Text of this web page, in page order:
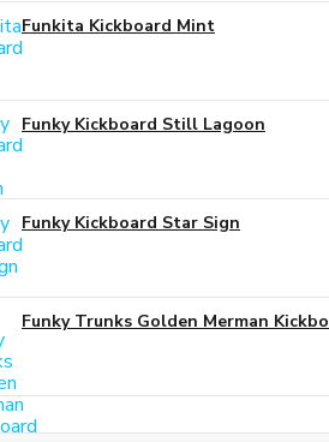
Funkita Kickboard Mint
Funky Kickboard Still Lagoon
Funky Kickboard Star Sign
Funky Trunks Golden Merman